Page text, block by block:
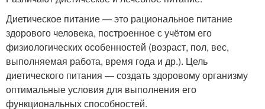
Диетическое питание — это рациональное питание
здорового человека, построенное с учётом его
физиологических особенностей (возраст, пол, вес,
выполняемая работа, время года и др.). Цель
диетического питания — создать здоровому организму
оптимальные условия для выполнения его
функциональных способностей.